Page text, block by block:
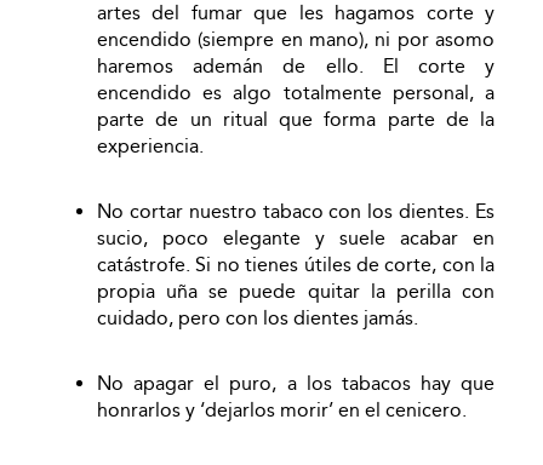
artes del fumar que les hagamos corte y
encendido (siempre en mano), ni por asomo
haremos ademán de ello. El corte y
encendido es algo totalmente personal, a
parte de un ritual que forma parte de la
experiencia.
No cortar nuestro tabaco con los dientes. Es
sucio, poco elegante y suele acabar en
catástrofe. Si no tienes útiles de corte, con la
propia uña se puede quitar la perilla con
cuidado, pero con los dientes jamás.
No apagar el puro, a los tabacos hay que
honrarlos y ‘dejarlos morir’ en el cenicero.